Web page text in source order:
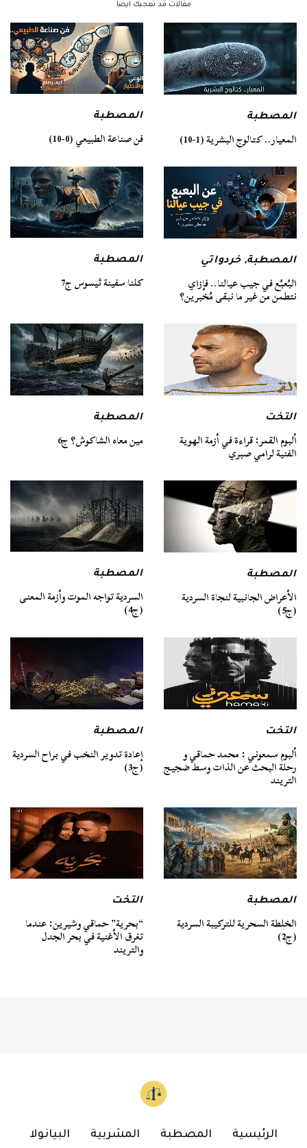
مقالات قد تعجبك ايضا
المصطبة
المعيار.. كتالوج البشرية (1-10)
المصطبة
فن صناعة الطبيعي (0-10)
المصطبة,خردواتي
البُعبُع في جيب عيالنا.. فإزاي
نتطمن من غير ما نبقى مُخبرين؟
المصطبة
كلنا سفينة ثيسوس ج7
التخت
ألبوم القمر: قراءة في أزمة الهوية
الفنية لرامي صبري
المصطبة
مين معاه الشاكوش؟ ج6
المصطبة
الأعراض الجانبية لنجاة السردية
(ج5)
المصطبة
السردية تواجه الموت وأزمة المعنى
(ج4)
التخت
ألبوم سمعوني : محمد حماقي و
رحلة البحث عن الذات وسط ضجيج
التريند
المصطبة
إعادة تدوير النخب في براح السردية
(ج3)
المصطبة
الخلطة السحرية للتركيبة السردية
(ج2)
التخت
“بحرية” حماقي وشيرين: عندما
تغرق الأغنية في بحر الجدل
والتريند
الرئيسية المصطبة المشربية البيانولا